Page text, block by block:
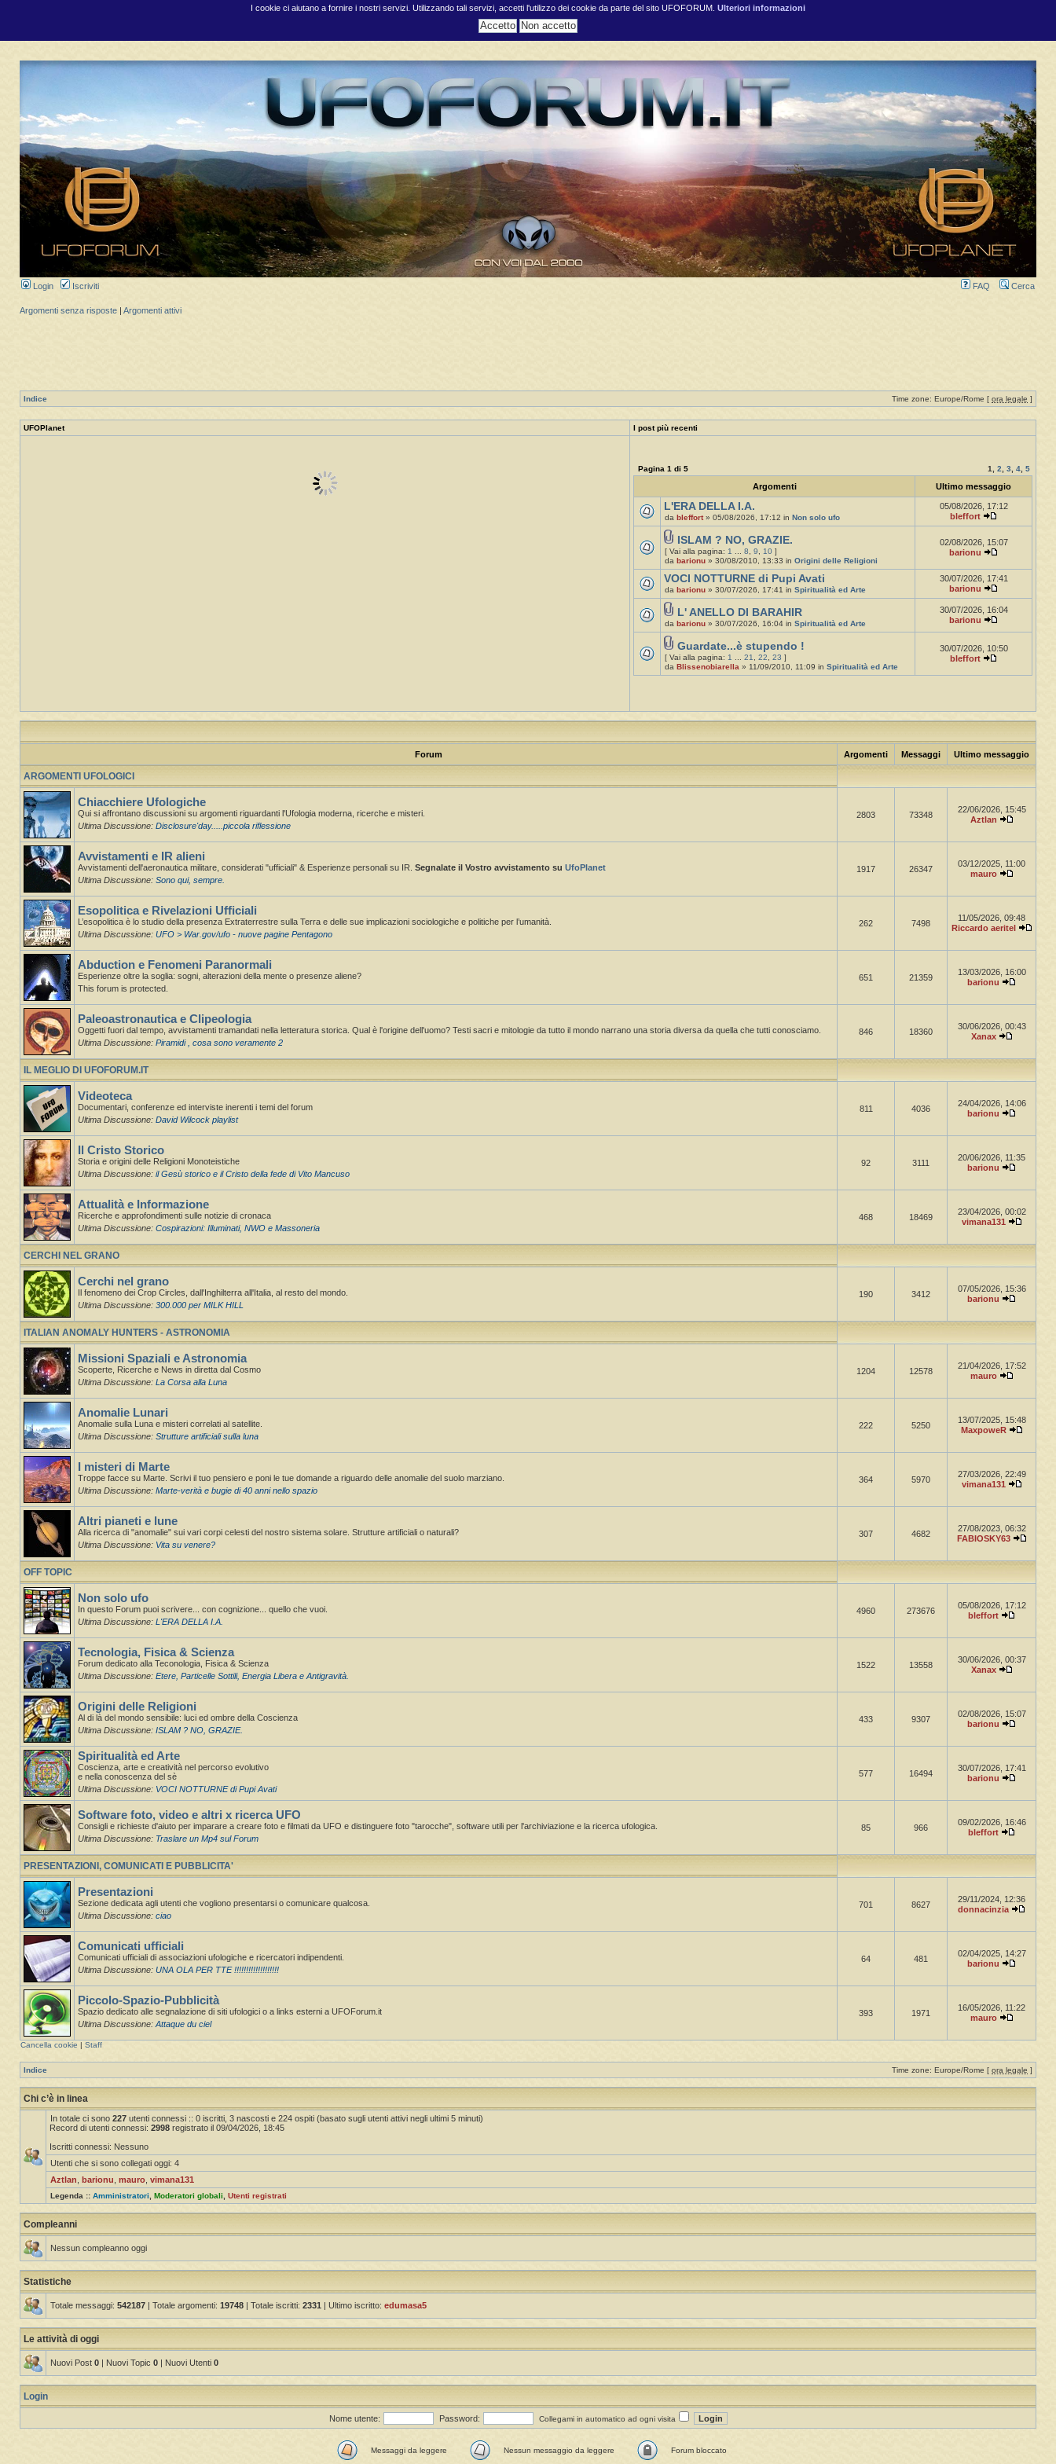
I cookie ci aiutano a fornire i nostri servizi. Utilizzando tali servizi, accetti l'utilizzo dei cookie da parte del sito UFOFORUM. Ulteriori informazioni
Login Iscriviti FAQ Cerca
Argomenti senza risposte Argomenti attivi
Indice Time zone: Europe/Rome [ ora legale ]
UFOPlanet I post più recenti
Pagina 1 di 5 1, 2, 3, 4, 5
Argomenti Ultimo messaggio
L'ERA DELLA I.A.
da bleffort» 05/08/2026, 17:12 in Non solo ufo
05/08/2026, 17:12
bleffort
ISLAM ? NO, GRAZIE.
[ Vai alla pagina: 1 ... 8, 9, 10 ]
da barionu » 30/08/2010, 13:33 in Origini delle Religioni
02/08/2026, 15:07
barionu
VOCI NOTTURNE di Pupi Avati
da barionu » 30/07/2026, 17:41 in Spiritualità ed Arte
30/07/2026, 17:41
barionu
L' ANELLO DI BARAHIR
da barionu » 30/07/2026, 16:04 in Spiritualità ed Arte
30/07/2026, 16:04
barionu
Guardate...è stupendo !
[ Vai alla pagina: 1 ... 21, 22, 23 ]
da Blissenobiarella » 11/09/2010, 11:09 in Spiritualità ed Arte
30/07/2026, 10:50
bleffort
Forum Argomenti Messaggi Ultimo messaggio
ARGOMENTI UFOLOGICI
Chiacchiere Ufologiche
Qui si affrontano discussioni su argomenti riguardanti l'Ufologia moderna, ricerche e misteri.
Ultima Discussione: Disclosure'day.....piccola riflessione
2803 73348
22/06/2026, 15:45
Aztlan
Avvistamenti e IR alieni
Avvistamenti dell'aeronautica militare, considerati "ufficiali" & Esperienze personali su IR. Segnalate il Vostro avvistamento su UfoPlanet
Ultima Discussione: Sono qui, sempre.
1917 26347
03/12/2025, 11:00
mauro
Esopolitica e Rivelazioni Ufficiali
L’esopolitica è lo studio della presenza Extraterrestre sulla Terra e delle sue implicazioni sociologiche e politiche per l’umanità.
Ultima Discussione: UFO > War.gov/ufo - nuove pagine Pentagono
262 7498
11/05/2026, 09:48
Riccardo aeritel
Abduction e Fenomeni Paranormali
Esperienze oltre la soglia: sogni, alterazioni della mente o presenze aliene?
This forum is protected.
651 21359
13/03/2026, 16:00
barionu
Paleoastronautica e Clipeologia
Oggetti fuori dal tempo, avvistamenti tramandati nella letteratura storica. Qual è l'origine dell'uomo? Testi sacri e mitologie da tutto il mondo narrano una storia diversa da quella che tutti conosciamo.
Ultima Discussione: Piramidi , cosa sono veramente 2
846 18360
30/06/2026, 00:43
Xanax
IL MEGLIO DI UFOFORUM.IT
Videoteca
Documentari, conferenze ed interviste inerenti i temi del forum
Ultima Discussione: David Wilcock playlist
811 4036
24/04/2026, 14:06
barionu
Il Cristo Storico
Storia e origini delle Religioni Monoteistiche
Ultima Discussione: il Gesù storico e il Cristo della fede di Vito Mancuso
92 3111
20/06/2026, 11:35
barionu
Attualità e Informazione
Ricerche e approfondimenti sulle notizie di cronaca
Ultima Discussione: Cospirazioni: Illuminati, NWO e Massoneria
468 18469
23/04/2026, 00:02
vimana131
CERCHI NEL GRANO
Cerchi nel grano
Il fenomeno dei Crop Circles, dall'Inghilterra all'Italia, al resto del mondo.
Ultima Discussione: 300.000 per MILK HILL
190 3412
07/05/2026, 15:36
barionu
ITALIAN ANOMALY HUNTERS - ASTRONOMIA
Missioni Spaziali e Astronomia
Scoperte, Ricerche e News in diretta dal Cosmo
Ultima Discussione: La Corsa alla Luna
1204 12578
21/04/2026, 17:52
mauro
Anomalie Lunari
Anomalie sulla Luna e misteri correlati al satellite.
Ultima Discussione: Strutture artificiali sulla luna
222 5250
13/07/2025, 15:48
MaxpoweR
I misteri di Marte
Troppe facce su Marte. Scrivi il tuo pensiero e poni le tue domande a riguardo delle anomalie del suolo marziano.
Ultima Discussione: Marte-verità e bugie di 40 anni nello spazio
364 5970
27/03/2026, 22:49
vimana131
Altri pianeti e lune
Alla ricerca di "anomalie" sui vari corpi celesti del nostro sistema solare. Strutture artificiali o naturali?
Ultima Discussione: Vita su venere?
307 4682
27/08/2023, 06:32
FABIOSKY63
OFF TOPIC
Non solo ufo
In questo Forum puoi scrivere... con cognizione... quello che vuoi.
Ultima Discussione: L'ERA DELLA I.A.
4960 273676
05/08/2026, 17:12
bleffort
Tecnologia, Fisica & Scienza
Forum dedicato alla Teconologia, Fisica & Scienza
Ultima Discussione: Etere, Particelle Sottili, Energia Libera e Antigravità.
1522 13558
30/06/2026, 00:37
Xanax
Origini delle Religioni
Al di là del mondo sensibile: luci ed ombre della Coscienza
Ultima Discussione: ISLAM ? NO, GRAZIE.
433 9307
02/08/2026, 15:07
barionu
Spiritualità ed Arte
Coscienza, arte e creatività nel percorso evolutivo
e nella conoscenza del sè
Ultima Discussione: VOCI NOTTURNE di Pupi Avati
577 16494
30/07/2026, 17:41
barionu
Software foto, video e altri x ricerca UFO
Consigli e richieste d'aiuto per imparare a creare foto e filmati da UFO e distinguere foto "tarocche", software utili per l'archiviazione e la ricerca ufologica.
Ultima Discussione: Traslare un Mp4 sul Forum
85 966
09/02/2026, 16:46
bleffort
PRESENTAZIONI, COMUNICATI E PUBBLICITA'
Presentazioni
Sezione dedicata agli utenti che vogliono presentarsi o comunicare qualcosa.
Ultima Discussione: ciao
701 8627
29/11/2024, 12:36
donnacinzia
Comunicati ufficiali
Comunicati ufficiali di associazioni ufologiche e ricercatori indipendenti.
Ultima Discussione: UNA OLA PER TTE !!!!!!!!!!!!!!!!!!!
64 481
02/04/2025, 14:27
barionu
Piccolo-Spazio-Pubblicità
Spazio dedicato alle segnalazione di siti ufologici o a links esterni a UFOForum.it
Ultima Discussione: Attaque du ciel
393 1971
16/05/2026, 11:22
mauro
Cancella cookie Staff
Indice Time zone: Europe/Rome [ ora legale ]
Chi c’è in linea
In totale ci sono 227 utenti connessi :: 0 iscritti, 3 nascosti e 224 ospiti (basato sugli utenti attivi negli ultimi 5 minuti)
Record di utenti connessi: 2998 registrato il 09/04/2026, 18:45
Iscritti connessi: Nessuno
Utenti che si sono collegati oggi: 4
Aztlan
barionu mauro vimana131
Legenda :: Amministratori, Moderatori globali, Utenti registrati
Compleanni
Nessun compleanno oggi
Statistiche
Totale messaggi: 542187 | Totale argomenti: 19748 | Totale iscritti: 2331 | Ultimo iscritto: edumasa5
Le attività di oggi
Nuovi Post 0 | Nuovi Topic 0 | Nuovi Utenti 0
Login
Nome utente: Password: Collegami in automatico ad ogni visita
Messaggi da leggere Nessun messaggio da leggere Forum bloccato